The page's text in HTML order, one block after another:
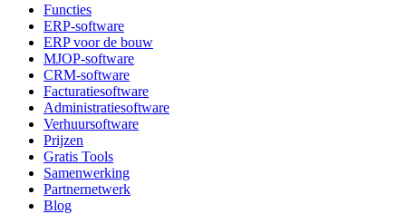
Functies
ERP-software
ERP voor de bouw
MJOP-software
CRM-software
Facturatiesoftware
Administratiesoftware
Verhuursoftware
Prijzen
Gratis Tools
Samenwerking
Partnernetwerk
Blog